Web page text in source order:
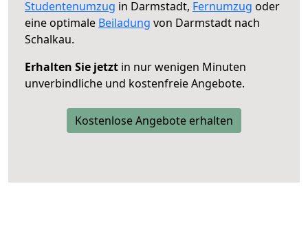
Studentenumzug in Darmstadt, Fernumzug oder
eine optimale Beiladung von Darmstadt nach
Schalkau.
Erhalten Sie jetzt in nur wenigen Minuten
unverbindliche und kostenfreie Angebote.
Kostenlose Angebote erhalten